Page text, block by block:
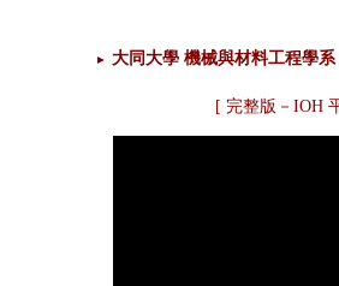
► 大同大學 機械與材料工程學
[ 完整版－IOH